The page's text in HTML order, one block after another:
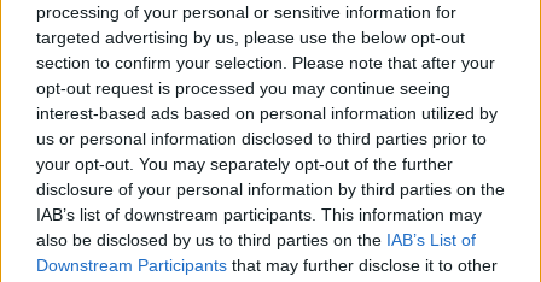
processing of your personal or sensitive information for
targeted advertising by us, please use the below opt-out
section to confirm your selection. Please note that after your
opt-out request is processed you may continue seeing
interest-based ads based on personal information utilized by
us or personal information disclosed to third parties prior to
your opt-out. You may separately opt-out of the further
disclosure of your personal information by third parties on the
IAB’s list of downstream participants. This information may
also be disclosed by us to third parties on the IAB’s List of
Downstream Participants that may further disclose it to other
Karštas vanduo ir slėgis gali pažeisti jų
sandarumą. Geriau plaukite juos rankomis,
kad išsaugotumėte jų izoliacines savybes.
4. Mediniai indai
Medinės lentelės, šaukštai ir mentelės